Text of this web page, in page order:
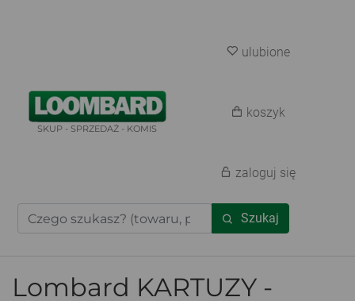
SKUP - SPRZEDAŻ - KOMIS
Szukaj
ulubione
koszyk
zaloguj się
Lombard KARTUZY -